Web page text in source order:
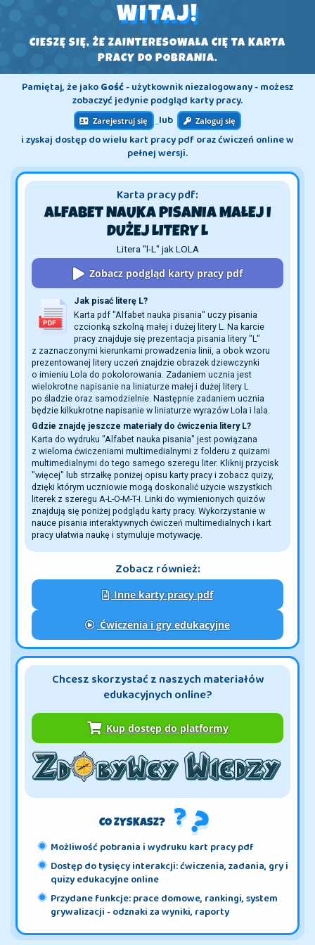
WITAJ!
CIESZĘ SIĘ, ŻE ZAINTERESOWAŁA CIĘ TA KARTA
PRACY DO POBRANIA.
Pamiętaj, że jakoGość- użytkownik niezalogowany - możesz
zobaczyć jedynie podgląd karty pracy.
Zarejestruj się lub Zaloguj się
i zyskaj dostęp do wielu kart pracy pdf oraz ćwiczeń online w
pełnej wersji.
Karta pracy pdf:
ALFABET NAUKA PISANIA MAŁEJ I
DUŻEJ LITERY L
Litera "l-L" jak LOLA
Zobacz podgląd karty pracy pdf
Jak pisać literę L?
Karta pdf "Alfabet nauka pisania" uczy pisania
czcionką szkolną małej i dużej litery L. Na karcie
pracy znajduje się prezentacja pisania litery "L"
z zaznaczonymi kierunkami prowadzenia linii, a obok wzoru
prezentowanej litery uczeń znajdzie obrazek dziewczynki
o imieniu Lola do pokolorowania. Zadaniem ucznia jest
wielokrotne napisanie na liniaturze małej i dużej litery L
po śladzie oraz samodzielnie. Następnie zadaniem ucznia
będzie kilkukrotne napisanie w liniaturze wyrazów Lola i lala.
Gdzie znajdę jeszcze materiały do ćwiczenia litery L?
Karta do wydruku "Alfabet nauka pisania" jest powiązana
z wieloma ćwiczeniami multimedialnymi z folderu z quizami
multimedialnymi do tego samego szeregu liter. Kliknij przycisk
"więcej" lub strzałkę poniżej opisu karty pracy i zobacz quizy,
dzięki którym uczniowie mogą doskonalić użycie wszystkich
literek z szeregu A-L-O-M-T-I. Linki do wymienionych quizów
znajdują się poniżej podglądu karty pracy. Wykorzystanie w
nauce pisania interaktywnych ćwiczeń multimedialnych i kart
pracy ułatwia naukę i stymuluje motywację.
Zobacz również:
Inne karty pracy pdf
Ćwiczenia i gry edukacyjne
Chcesz skorzystać z naszych materiałów
edukacyjnych online?
Kup dostęp do platformy
CO ZYSKASZ?
Możliwość pobrania i wydruku kart pracy pdf
Dostęp do tysięcy interakcji: ćwiczenia, zadania, gry i
quizy edukacyjne online
Przydane funkcje: prace domowe, rankingi, system
grywalizacji - odznaki za wyniki, raporty